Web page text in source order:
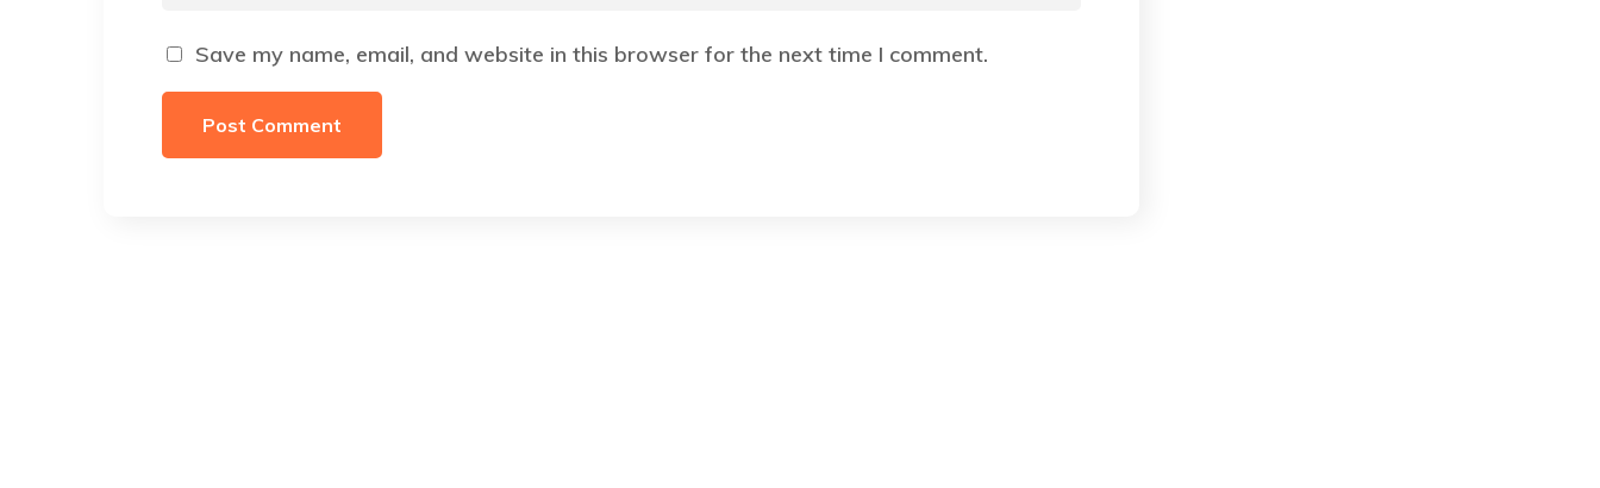
Save my name, email, and website in this browser for the next time I comment.